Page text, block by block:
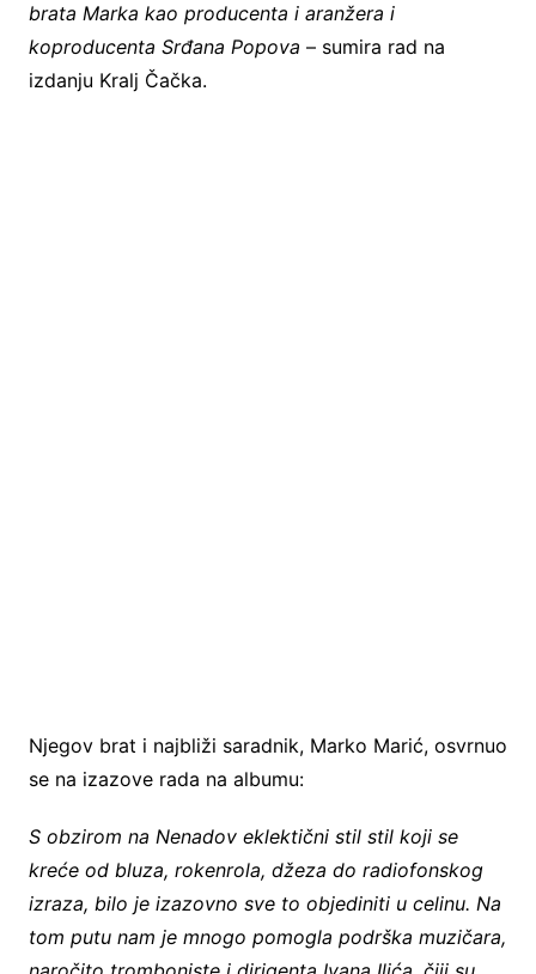
brata Marka kao producenta i aranžera i
koproducenta Srđana Popova – sumira rad na
izdanju Kralj Čačka.
Njegov brat i najbliži saradnik, Marko Marić, osvrnuo
se na izazove rada na albumu:
S obzirom na Nenadov eklektični stil stil koji se
kreće od bluza, rokenrola, džeza do radiofonskog
izraza, bilo je izazovno sve to objediniti u celinu. Na
tom putu nam je mnogo pomogla podrška muzičara,